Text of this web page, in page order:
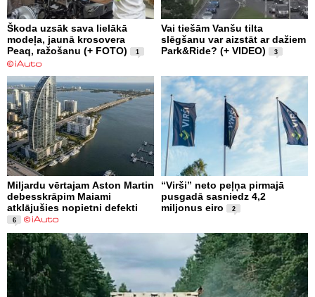
Škoda uzsāk sava lielākā
modeļa, jaunā krosovera
Peaq, ražošanu (+ FOTO)
1
Vai tiešām Vanšu tilta
slēgšanu var aizstāt ar dažiem
Park&Ride? (+ VIDEO)
3
Miljardu vērtajam Aston Martin
debesskrāpim Maiami
atklājušies nopietni defekti
6
“Virši” neto peļņa pirmajā
pusgadā sasniedz 4,2
miljonus eiro
2